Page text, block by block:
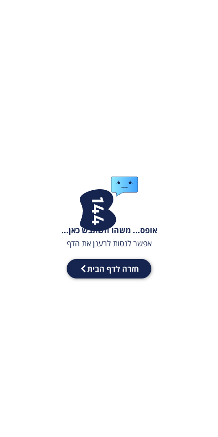
אופס... משהו השתבש כאן...
אפשר לנסות לרענן את הדף
חזרה לדף הבית